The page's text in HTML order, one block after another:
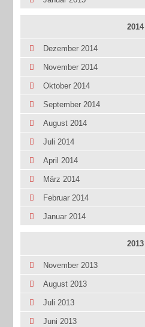
2014
Dezember 2014
November 2014
Oktober 2014
September 2014
August 2014
Juli 2014
April 2014
März 2014
Februar 2014
Januar 2014
2013
November 2013
August 2013
Juli 2013
Juni 2013